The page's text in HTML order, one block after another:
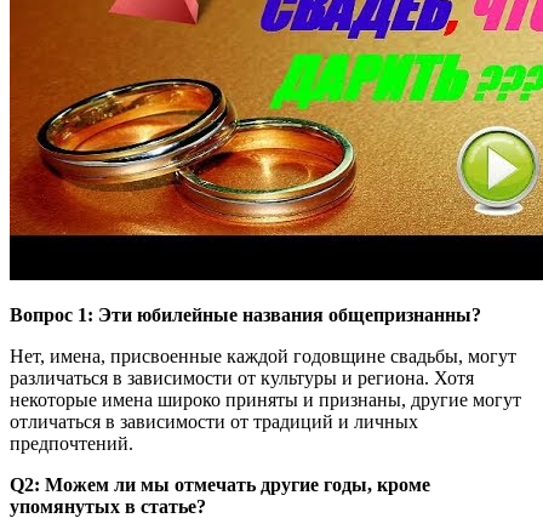
Вопрос 1: Эти юбилейные названия общепризнанны?
Нет, имена, присвоенные каждой годовщине свадьбы, могут
различаться в зависимости от культуры и региона. Хотя
некоторые имена широко приняты и признаны, другие могут
отличаться в зависимости от традиций и личных
предпочтений.
Q2: Можем ли мы отмечать другие годы, кроме
упомянутых в статье?